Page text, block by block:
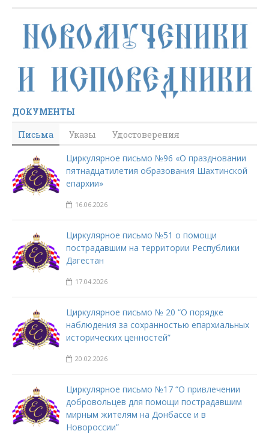
ДОКУМЕНТЫ
Письма
Указы Удостоверения
Циркулярное письмо №96 «О праздновании
пятнадцатилетия образования Шахтинской
епархии»
16.06.2026
Циркулярное письмо №51 о помощи
пострадавшим на территории Республики
Дагестан
17.04.2026
Циркулярное письмо № 20 “О порядке
наблюдения за сохранностью епархиальных
исторических ценностей”
20.02.2026
Циркулярное письмо №17 “О привлечении
добровольцев для помощи пострадавшим
мирным жителям на Донбассе и в
Новороссии”